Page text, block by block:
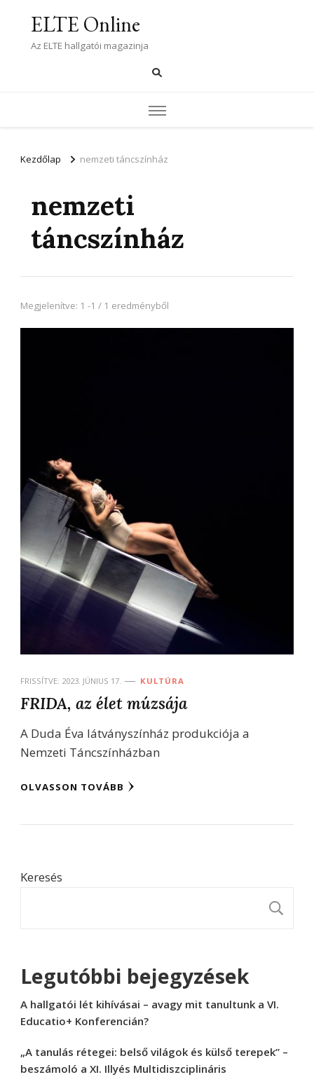
ELTE Online
Az ELTE hallgatói magazinja
Kezdőlap nemzeti táncszínház
nemzeti
táncszínház
Megjelenítve: 1 -1 / 1 eredményből
FRISSÍTVE: 2023. JÚNIUS 17. KULTÚRA
FRIDA, az élet múzsája
A Duda Éva látványszínház produkciója a
Nemzeti Táncszínházban
OLVASSON TOVÁBB
Keresés
Legutóbbi bejegyzések
A hallgatói lét kihívásai – avagy mit tanultunk a VI.
Educatio+ Konferencián?
„A tanulás rétegei: belső világok és külső terepek” –
beszámoló a XI. Illyés Multidiszciplináris